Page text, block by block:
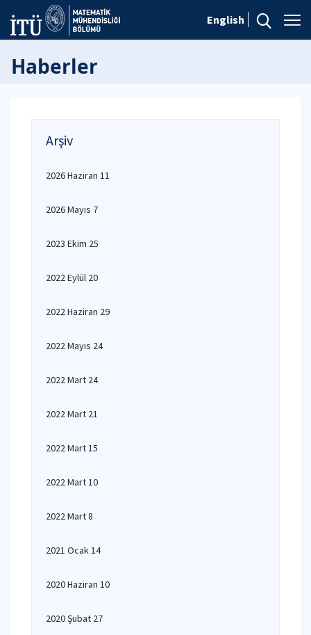
English
Haberler
Arşiv
2026 Haziran 11
2026 Mayıs 7
2023 Ekim 25
2022 Eylül 20
2022 Haziran 29
2022 Mayıs 24
2022 Mart 24
2022 Mart 21
2022 Mart 15
2022 Mart 10
2022 Mart 8
2021 Ocak 14
2020 Haziran 10
2020 Şubat 27